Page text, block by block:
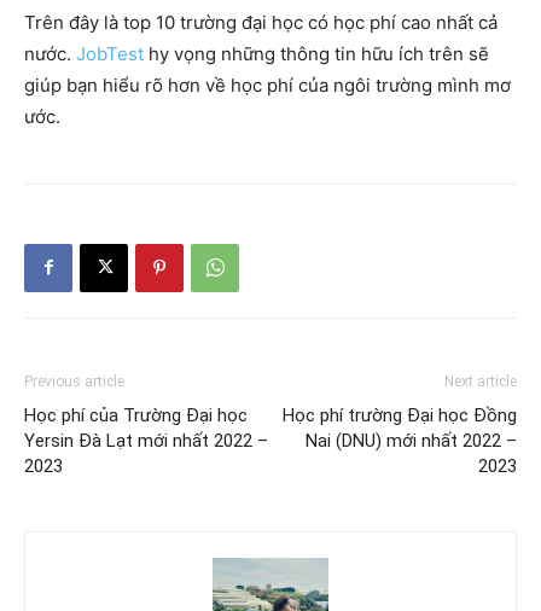
Trên đây là top 10 trường đại học có học phí cao nhất cả
nước. JobTest hy vọng những thông tin hữu ích trên sẽ
giúp bạn hiểu rõ hơn về học phí của ngôi trường mình mơ
ước.
Previous article
Học phí của Trường Đại học
Yersin Đà Lạt mới nhất 2022 –
2023
Next article
Học phí trường Đại học Đồng
Nai (DNU) mới nhất 2022 –
2023